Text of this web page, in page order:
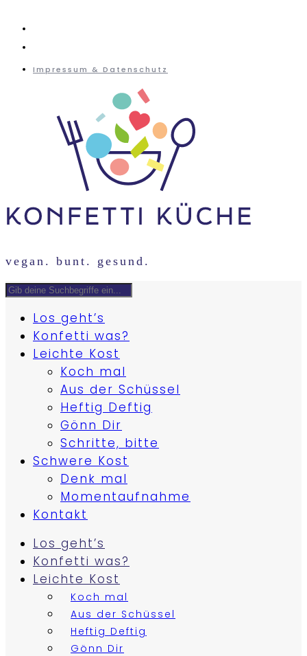
Impressum & Datenschutz
vegan. bunt. gesund.
Los geht’s
Konfetti was?
Leichte Kost
Koch mal
Aus der Schüssel
Heftig Deftig
Gönn Dir
Schritte, bitte
Schwere Kost
Denk mal
Momentaufnahme
Kontakt
Los geht’s
Konfetti was?
Leichte Kost
Koch mal
Aus der Schüssel
Heftig Deftig
Gönn Dir